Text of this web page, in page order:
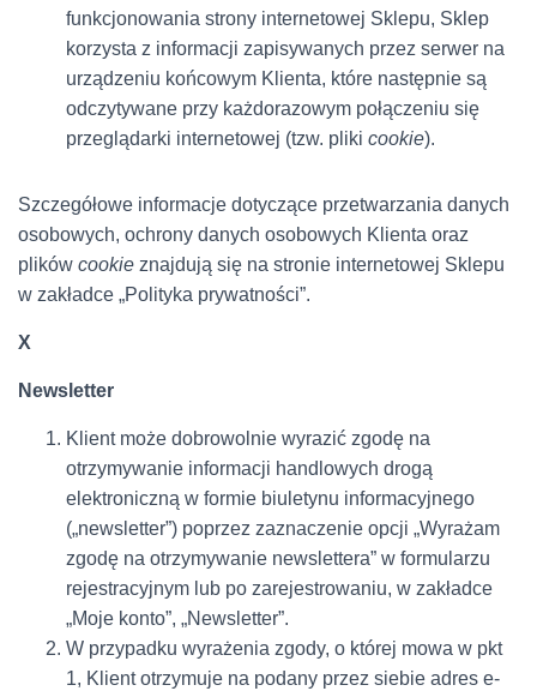
funkcjonowania strony internetowej Sklepu, Sklep
korzysta z informacji zapisywanych przez serwer na
urządzeniu końcowym Klienta, które następnie są
odczytywane przy każdorazowym połączeniu się
przeglądarki internetowej (tzw. pliki cookie).
Szczegółowe informacje dotyczące przetwarzania danych
osobowych, ochrony danych osobowych Klienta oraz
plików cookie znajdują się na stronie internetowej Sklepu
w zakładce „Polityka prywatności”.
X
Newsletter
Klient może dobrowolnie wyrazić zgodę na
otrzymywanie informacji handlowych drogą
elektroniczną w formie biuletynu informacyjnego
(„newsletter”) poprzez zaznaczenie opcji „Wyrażam
zgodę na otrzymywanie newslettera” w formularzu
rejestracyjnym lub po zarejestrowaniu, w zakładce
„Moje konto”, „Newsletter”.
W przypadku wyrażenia zgody, o której mowa w pkt
1, Klient otrzymuje na podany przez siebie adres e-